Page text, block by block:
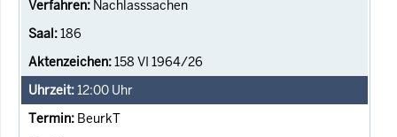
Nachlasssachen
186
158 VI 1964/26
12:00 Uhr
BeurkT